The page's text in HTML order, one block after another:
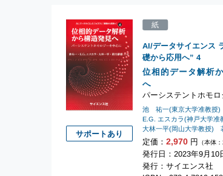
位相的データ解析
へ
パーシステントホモロ
AI/データサイエンス
礎から応用へ” 4
池 祐一(東京大学准教
E.G. エスカラ(神戸大学
大林一平(岡山大学教授)
定価： 2,970円 （本体
紙
発行日：2023年9月10
発行：サイエンス社
サポートあり